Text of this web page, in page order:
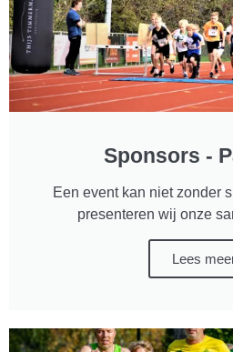
Sponsors -
Een event kan niet zonder
presenteren wij onze
Lees